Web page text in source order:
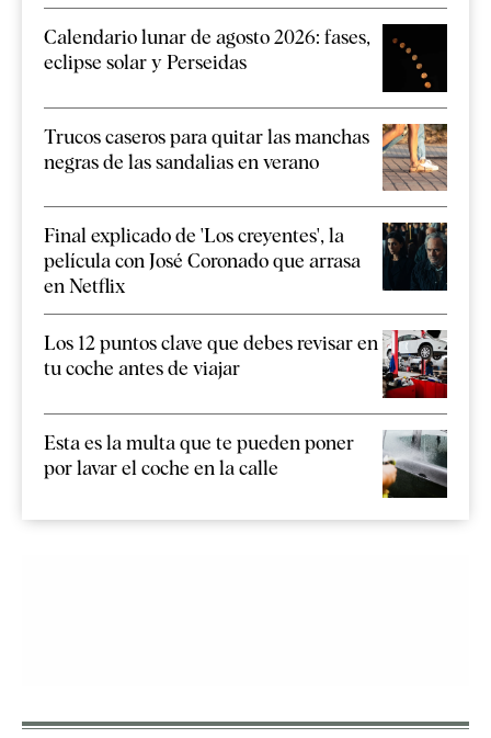
Calendario lunar de agosto 2026: fases,
eclipse solar y Perseidas
Trucos caseros para quitar las manchas
negras de las sandalias en verano
Final explicado de 'Los creyentes', la
película con José Coronado que arrasa
en Netflix
Los 12 puntos clave que debes revisar en
tu coche antes de viajar
Esta es la multa que te pueden poner
por lavar el coche en la calle